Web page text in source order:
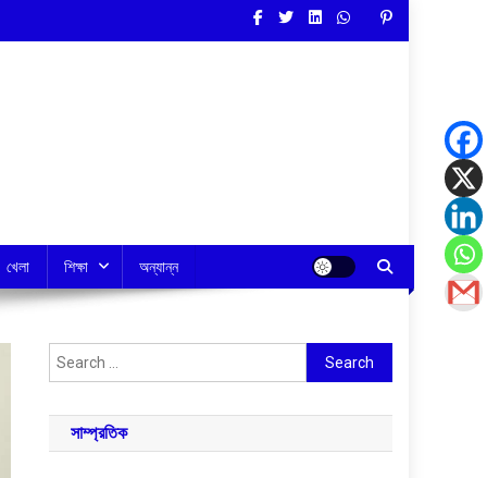
খেলা শিক্ষা অন্যান্ন
Search
for:
সাম্প্রতিক